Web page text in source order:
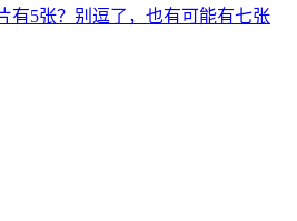
有5张？别逗了，也有可能有七张